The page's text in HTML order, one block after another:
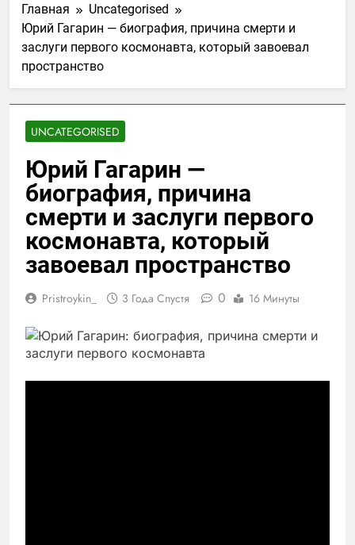
Главная
Uncategorised
Юрий Гагарин — биография, причина смерти и
заслуги первого космонавта, который завоевал
пространство
UNCATEGORISED
Юрий Гагарин —
биография, причина
смерти и заслуги первого
космонавта, который
завоевал пространство
Pristroykin_ 3 Года Спустя 0 16 Минуты